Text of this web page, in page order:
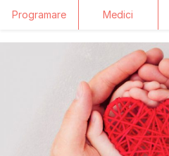
Programare Medici